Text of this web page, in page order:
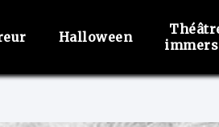
Halloween